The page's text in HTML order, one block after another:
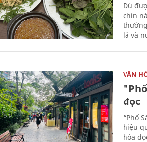
Dù
chín
lá và
VĂN
đọc
“Phố
hiệu
hóa